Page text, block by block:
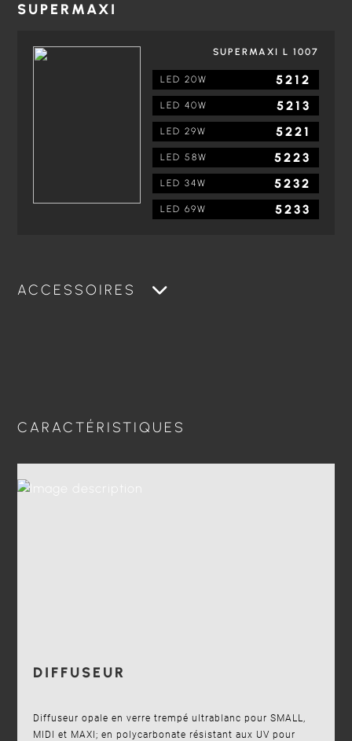
SUPERMAXI
SUPERMAXI L 1007
LED 20W 5212
LED 40W 5213
LED 29W 5221
LED 58W 5223
LED 34W 5232
LED 69W 5233
ACCESSOIRES
CARACTÉRISTIQUES
DIFFUSEUR
Diffuseur opale en verre trempé ultrablanc pour SMALL,
MIDI et MAXI; en polycarbonate résistant aux UV pour